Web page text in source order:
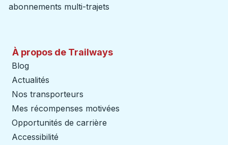
abonnements multi-trajets
À propos de Trailways
Blog
Actualités
Nos transporteurs
Mes récompenses motivées
Opportunités de carrière
Accessibilité